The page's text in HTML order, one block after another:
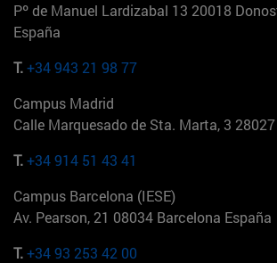
Pº de Manuel Lardizabal 13 20018
España
T.+34 943 21 98 77
Campus Madrid
Calle Marquesado de Sta. Marta, 3
T.+34 914 51 43 41
Campus Barcelona (IESE)
Av. Pearson, 21 08034 Barcelona España
T.+34 93 253 42 00